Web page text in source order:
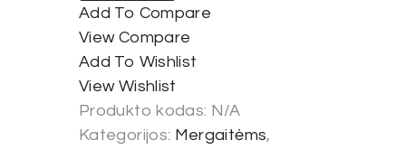
Add To Compare
View Compare
Add To Wishlist
View Wishlist
Produkto kodas: N/A
Kategorijos: Mergaitėms,